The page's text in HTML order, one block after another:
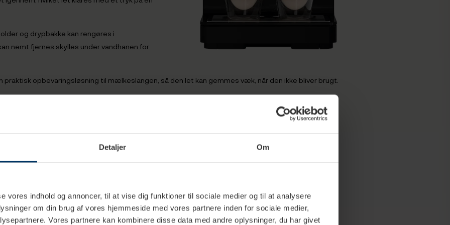
Detaljer Om
vores indhold og annoncer, til at vise dig funktioner til sociale medier og til at analysere
om din brug af vores hjemmeside med vores partnere inden for sociale medier,
Vores partnere kan kombinere disse data med andre oplysninger, du har givet
og drypbakke kan rengøres i
nemt fjernes skylles under vandhanen for
opbevaringsløsning til mælkeslangen, så den let kan gemmes væk, når den ikke bliver brugt.
gang
Højde: 36 cm
Bønnebeholder: 200g